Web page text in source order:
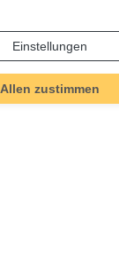
Einstellungen
Allen zustimmen